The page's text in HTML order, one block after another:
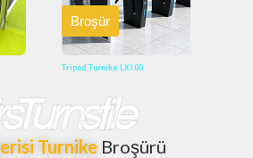
Tripod Turnike LX100
Broşür
Turnike Broşürü